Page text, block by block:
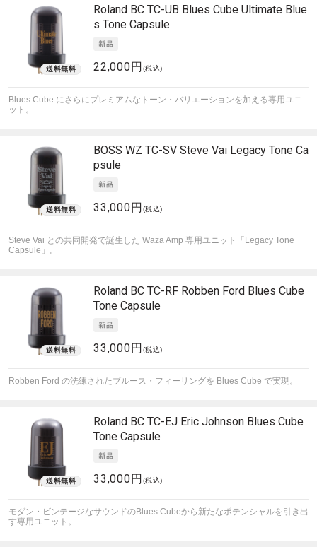
Roland BC TC-UB Blues Cube Ultimate Blue
s Tone Capsule
22,000円 (税込)
Blues Cube にさらにプレミアムなトーン・バリエーションを加える専用ユニ
ット。
BOSS WZ TC-SV Steve Vai Legacy Tone Ca
psule
33,000円 (税込)
Steve Vai との共同開発で誕生した Waza Amp 専用ユニット「Legacy Tone
Capsule」。
Roland BC TC-RF Robben Ford Blues Cube
Tone Capsule
33,000円 (税込)
Robben Ford の洗練されたブルース・フィーリングを Blues Cube で実現。
Roland BC TC-EJ Eric Johnson Blues Cube
Tone Capsule
33,000円 (税込)
モダン・ビンテージなサウンドのBlues Cubeから新たなポテンシャルを引き出
す専用ユニット。